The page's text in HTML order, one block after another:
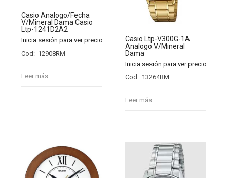
Casio Analogo/Fecha
V/Mineral Dama Casio
Ltp-1241D2A2
Inicia sesión para ver precios
Cod: 12908RM
Leer más
Casio Ltp-V300G-1A
Analogo V/Mineral
Dama
Inicia sesión para ver precios
Cod: 13264RM
Leer más